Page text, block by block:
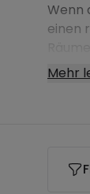
Wenn
einen
Mehr